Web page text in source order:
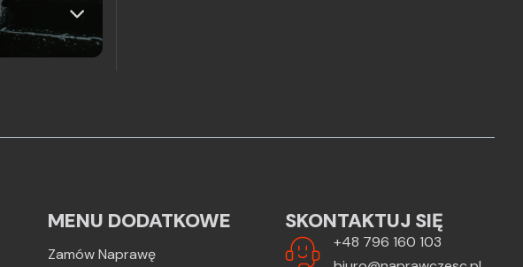
MENU DODATKOWE
Zamów Naprawę
SKONTAKTUJ SIĘ
+48 796 160 103